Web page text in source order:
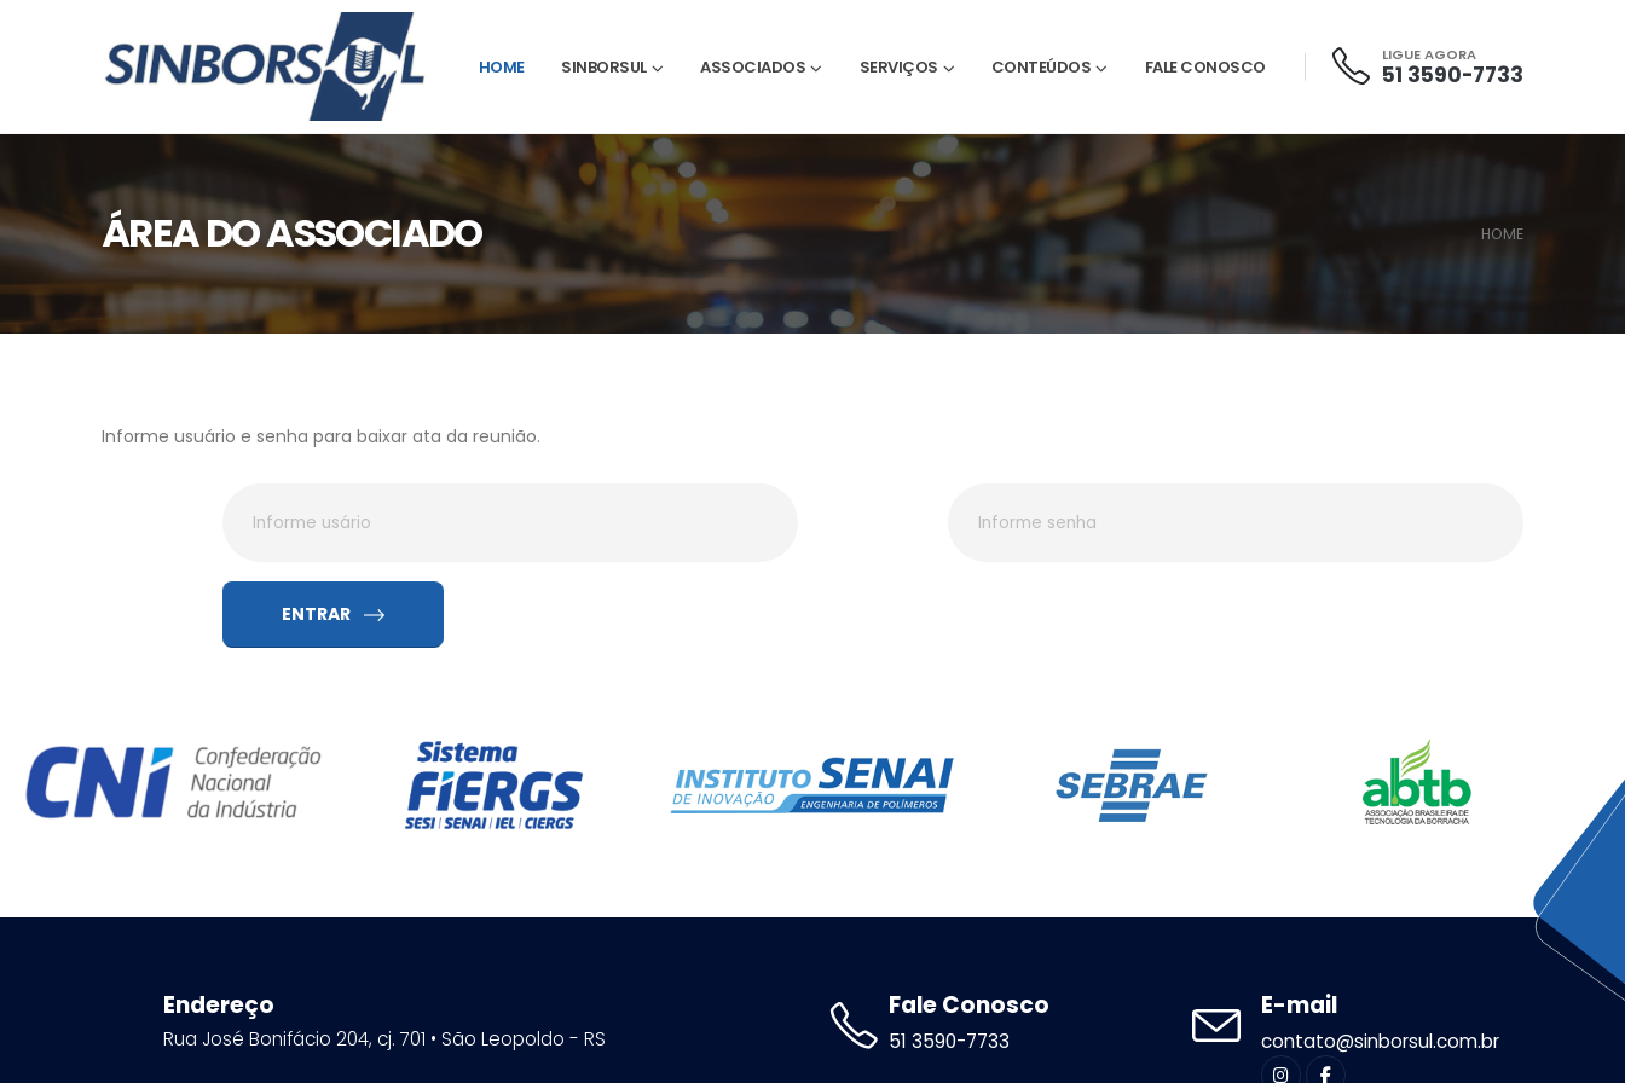
HOME SINBORSUL ASSOCIADOS SERVIÇOS CONTEÚDOS FALE CONOSCO
LIGUE AGORA
51 3590-7733
ÁREA DO ASSOCIADO HOME
Informe usuário e senha para baixar ata da reunião.
ENTRAR
Endereço
Rua José Bonifácio 204, cj. 701 • São Leopoldo - RS
Fale Conosco
51 3590-7733
E-mail
contato@sinborsul.com.br